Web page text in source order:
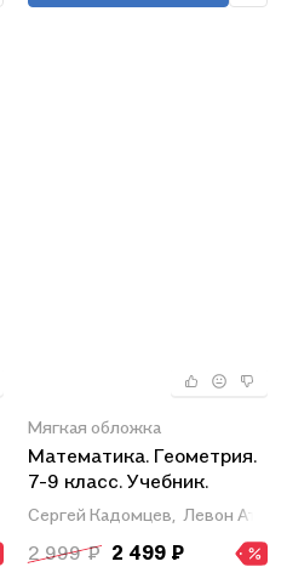
Мягкая обложка
Математика. Геометрия.
7-9 класс. Учебник.
Базовый уровень
Сергей Кадомцев, Левон
2 999 ₽ 2 499 ₽